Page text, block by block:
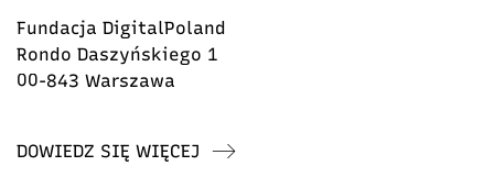
Fundacja DigitalPoland
Rondo Daszyńskiego 1
00-843 Warszawa
DOWIEDZ SIĘ WIĘCEJ